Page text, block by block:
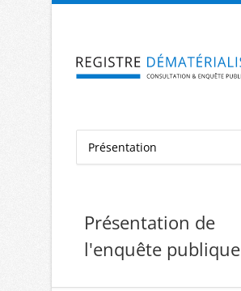
Aller à la navigation Aller au contenu
Présentation de
l'enquête publique